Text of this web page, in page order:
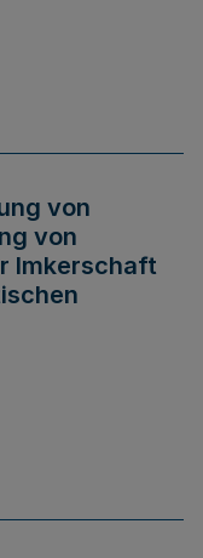
von
von
Imkerschaft